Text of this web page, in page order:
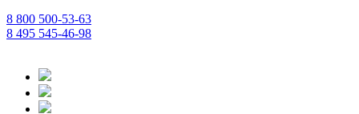
8 800 500-53-63
8 495 545-46-98